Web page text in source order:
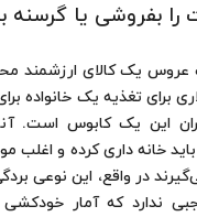
را بفروشی یا گرسنه
عروس یک کالای
۲۰۰۰ دلاری برای تغذیه یک
این یک کابوس است.
خانه داری کرده و اغلب
در واقع، این نوعی
ندارد که آمار